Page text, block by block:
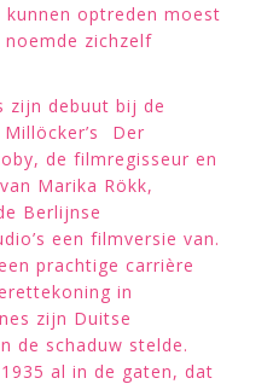
optreden moest
zichzelf
zijn debuut bij de
 Der
de filmregisseur en
Marika Rökk,
Berlijnse
een filmversie van.
prachtige carrière
in
zijn Duitse
de schaduw stelde.
al in de gaten, dat